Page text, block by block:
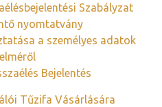
Szabályzat
nyomtatvány
a személyes adatok
Bejelentés
Tűzifa Vásárlására